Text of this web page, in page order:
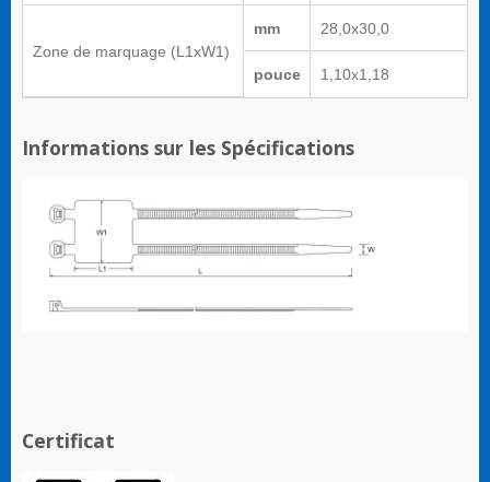
Zone de marquage (L1xW1)
mm 28,0x30,0
pouce 1,10x1,18
Informations sur les Spécifications
Certificat